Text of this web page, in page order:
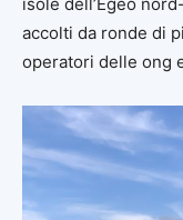
accolti da ronde di
operatori delle ong